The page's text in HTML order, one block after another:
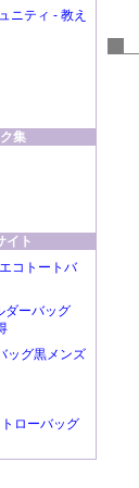
ニティ - 教え
集
イト
コトートバ
ダーバッグ
ッグ黒メンズ
ローバッグ